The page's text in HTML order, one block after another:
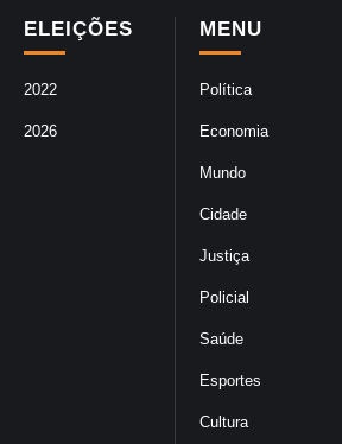
MENU
Política
Economia
Mundo
Cidade
Justiça
Policial
Saúde
Esportes
Cultura
ELEIÇÕES
2022
2026